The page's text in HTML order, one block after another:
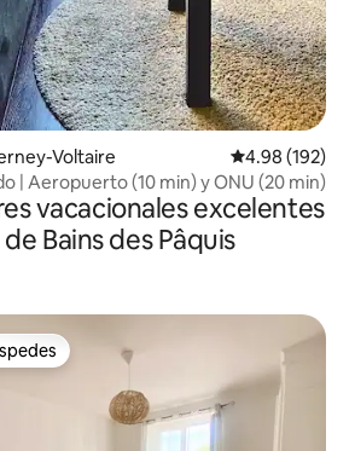
Voltaire Calificación
4.98 (192)
| Aeropuerto (10 min) y ONU (20 min)
vacacionales excelentes
Bains des Pâquis